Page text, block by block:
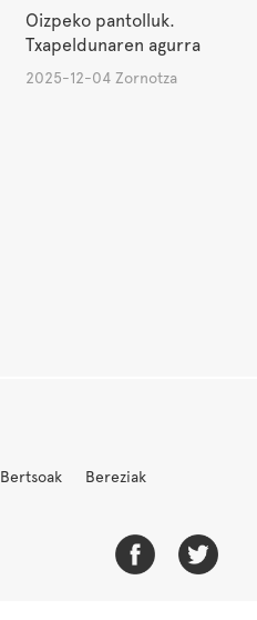
Oizpeko pantolluk.
Txapeldunaren agurra
2025-12-04 Zornotza
Bertsoak
Bereziak